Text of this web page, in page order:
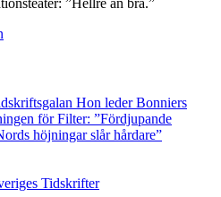
Hon leder Bonniers
för Filter: ”Fördjupande
höjningar slår hårdare”
Tidskrifter